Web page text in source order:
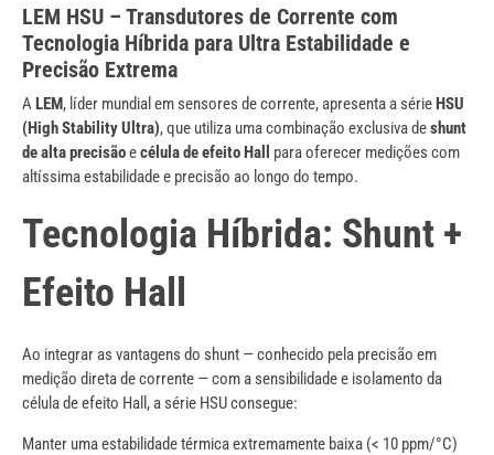
LEM HSU – Transdutores de Corrente com
Tecnologia Híbrida para Ultra Estabilidade e
Precisão Extrema
ALEM, líder mundial em sensores de corrente, apresenta a sérieHSU
(High Stability Ultra), que utiliza uma combinação exclusiva deshunt
de alta precisãoecélula de efeito Hall
para oferecer medições com
altíssima estabilidade e precisão ao longo do tempo.
Tecnologia Híbrida: Shunt +
Efeito Hall
Ao integrar as vantagens do shunt — conhecido pela precisão em
medição direta de corrente — com a sensibilidade e isolamento da
célula de efeito Hall, a série HSU consegue:
Manter uma estabilidade térmica extremamente baixa (< 10 ppm/°C)